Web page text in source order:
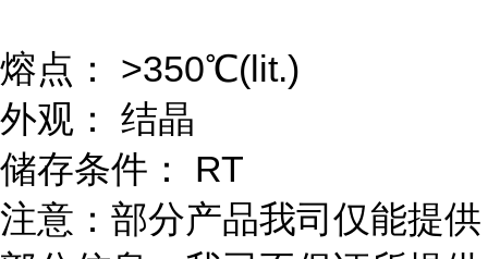
熔点： >350℃(lit.)
外观： 结晶
储存条件： RT
注意：部分产品我司仅能提供